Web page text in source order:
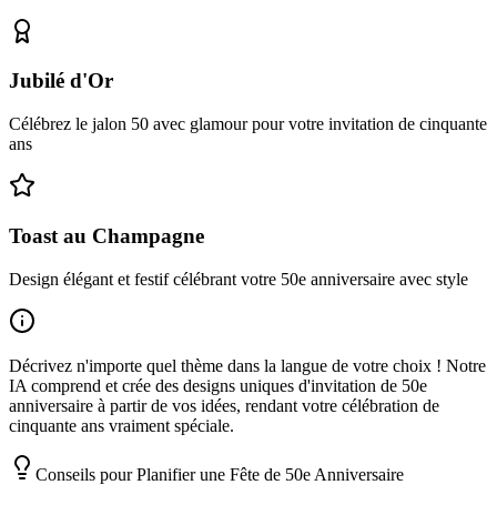
Jubilé d'Or
Célébrez le jalon 50 avec glamour pour votre invitation de cinquante
ans
Toast au Champagne
Design élégant et festif célébrant votre 50e anniversaire avec style
Décrivez n'importe quel thème dans la langue de votre choix ! Notre
IA comprend et crée des designs uniques d'invitation de 50e
anniversaire à partir de vos idées, rendant votre célébration de
cinquante ans vraiment spéciale.
Conseils pour Planifier une Fête de 50e Anniversaire